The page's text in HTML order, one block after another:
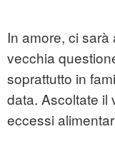
In amore, ci
vecchia
soprattutto in
data. Ascoltate il
eccessi